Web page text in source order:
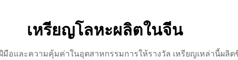
เหรียญโลหะผลิตในจีน
อและความคุ้มค่าในอุตสาหกรรมการให้รางวัล เหรียญเหล่านี้ผลิ